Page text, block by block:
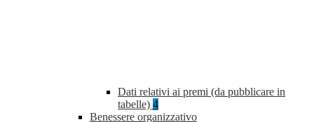
Dati relativi ai premi (da pubblicare in
tabelle) 4
Benessere organizzativo